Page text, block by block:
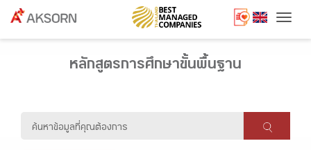
หลักสูตรการศึกษาขั้นพื้นฐาน